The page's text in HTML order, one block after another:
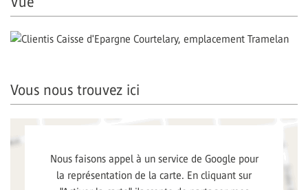
Vous nous trouvez ici